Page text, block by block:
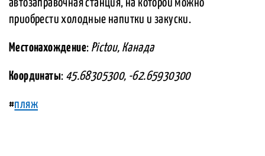
автозаправочная станция, на которой можно
приобрести холодные напитки и закуски.
Местонахождение: Pictou, Канада
Координаты: 45.68305300, -62.65930300
#пляж